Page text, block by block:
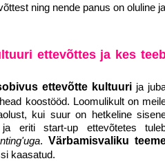
ning nende panus on oluline ja
ettevõttes ja kes
ettevõtte kultuuri ja
koostööd. Loomulikult on
kui suur on hetkeline
eriti start-up ettevõtetes
. Värbamisvaliku
kaasatud.